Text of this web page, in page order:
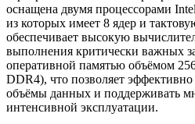
оснащена двумя процессорами
из которых имеет 8 ядер и
обеспечивает высокую
выполнения критически важных
оперативной памятью объёмом
DDR4), что позволяет
объёмы данных и поддерживать
интенсивной эксплуатации.